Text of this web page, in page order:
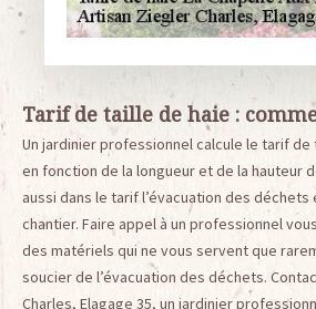
Tarif de taille de haie :
Un jardinier professionnel calcule le tarif de
en fonction de la longueur et de la hauteur
aussi dans le tarif l’évacuation des
chantier. Faire appel à un professionnel
des matériels qui ne vous servent que
soucier de l’évacuation des déchets.
Charles, Elagage 35, un jardinier